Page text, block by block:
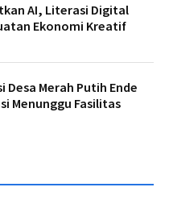
AI, Literasi Digital
Ekonomi Kreatif
Desa Merah Putih Ende
Menunggu Fasilitas